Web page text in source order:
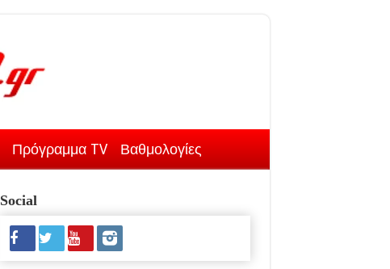
Πρόγραμμα TV Βαθμολογίες
Social